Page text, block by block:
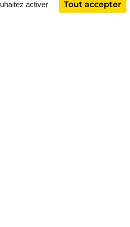
activer Tout accepter